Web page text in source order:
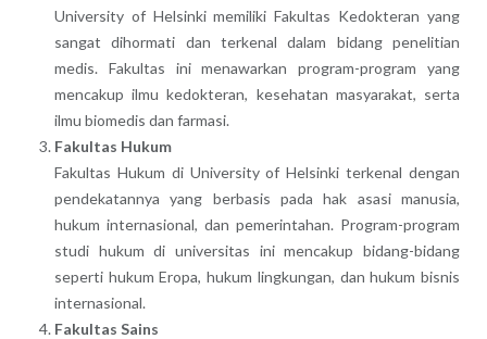
University of Helsinki memiliki Fakultas Kedokteran yang
sangat dihormati dan terkenal dalam bidang penelitian
medis. Fakultas ini menawarkan program-program yang
mencakup ilmu kedokteran, kesehatan masyarakat, serta
ilmu biomedis dan farmasi.
Fakultas Hukum
Fakultas Hukum di University of Helsinki terkenal dengan
pendekatannya yang berbasis pada hak asasi manusia,
hukum internasional, dan pemerintahan. Program-program
studi hukum di universitas ini mencakup bidang-bidang
seperti hukum Eropa, hukum lingkungan, dan hukum bisnis
internasional.
Fakultas Sains